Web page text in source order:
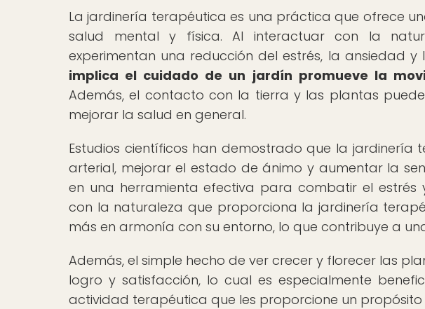
La jardinería terapéutica es una práctica que ofrece
salud mental y física. Al interactuar con la
experimentan una reducción del estrés, la ansiedad y
implica el cuidado de un jardín promueve la
Además, el contacto con la tierra y las plantas
mejorar la salud en general.
Estudios científicos han demostrado que la jardinería
arterial, mejorar el estado de ánimo y aumentar la
en una herramienta efectiva para combatir el estrés
con la naturaleza que proporciona la jardinería
más en armonía con su entorno, lo que contribuye a
Además, el simple hecho de ver crecer y florecer las
logro y satisfacción, lo cual es especialmente
actividad terapéutica que les proporcione un propósito